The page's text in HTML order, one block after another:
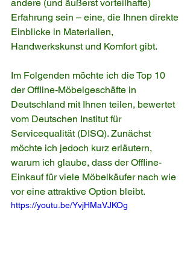
andere (und äußerst vorteilhafte)
Erfahrung sein – eine, die Ihnen direkte
Einblicke in Materialien,
Handwerkskunst und Komfort gibt.
Im Folgenden möchte ich die Top 10
der Offline-Möbelgeschäfte in
Deutschland mit Ihnen teilen, bewertet
vom Deutschen Institut für
Servicequalität (DISQ). Zunächst
möchte ich jedoch kurz erläutern,
warum ich glaube, dass der Offline-
Einkauf für viele Möbelkäufer nach wie
vor eine attraktive Option bleibt.
https://youtu.be/YvjHMaVJKOg